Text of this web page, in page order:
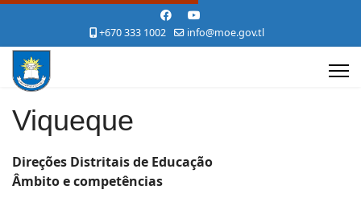
+670 333 1002 info@moe.gov.tl
Viqueque
Direções Distritais de Educação
Âmbito e competências